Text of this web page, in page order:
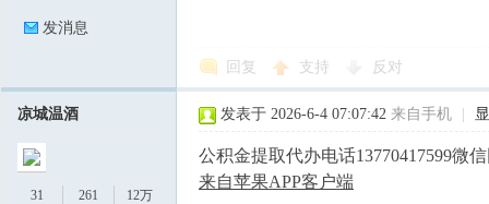
发消息
回复 支持 反对
凉城温酒
31
261
12万
发表于 2026-6-4 07:07:42 来自手机
公积金提取代办电话13770417599微
来自苹果APP客户端